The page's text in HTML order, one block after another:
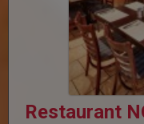
Restaurant